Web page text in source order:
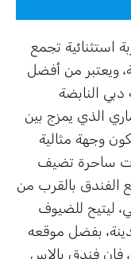
استثنائية تجمع
ويعتبر من أفضل
النابضة
الذي يمزج بين
وجهة مثالية
ساحرة تضيف
بالقرب من
ليتيح للضيوف
بفضل موقعه
فإن فندق بالاس